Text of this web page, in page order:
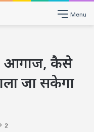
Menu
आगाज, कैसे
जा सकेगा
2